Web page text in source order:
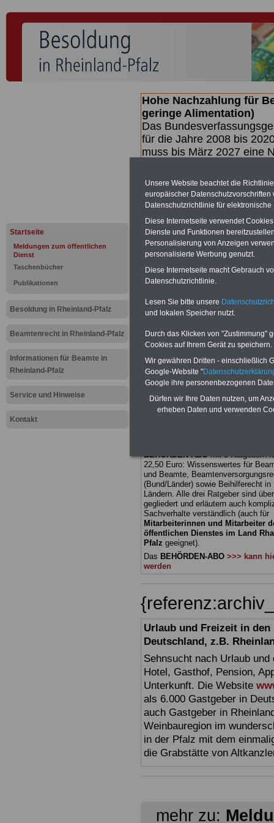
Startseite
Meldungen zum öffentlichen
Dienst
Taschenbücher
Publikationen
Besoldung in Rheinland-Pfalz
Beamtenrecht in Rheinland-Pfalz
Informationen für Beamte in
Rheinland-Pfalz
Service und Hinweise
Kontakt
Hohe Nachzahlung für
geringe Alimentation)
Das
für die Jahre 2008 bis
muss bis März 2027 eine
(Beamte &
geben (Medienberichten
mind.3.000 und 13.000
hierzu eine Broschüre
des Gesetzentwurfs der
(wahrscheinlich im
Broschüre.
Meldung
Rheinland-
BEHÖRDEN-ABOmit 3 Ratgebern
22,50 Euro: Wissenswertes für
und Beamte,
(Bund/Länder) sowie Beihilferecht in
Ländern. Alle drei Ratgeber sind
gegliedert und erläutern auch
Sachverhalte verständlich (auch für
Mitarbeiterinnen und Mitarbeiter
öffentlichen Dienstes im Land
Pfalz geeignet).
Das BEHÖRDEN-ABO >>> kann
werden
Urlaub und Freizeit in
Deutschland, z.B.
Sehnsucht nach Urlaub
Hotel, Gasthof, Pension,
Unterkunft. Die Website
als 6.000 Gastgeber in
auch Gastgeber in
Weinbauregion im
in der Pfalz mit dem
die Grabstätte von
mehr zu:
Unsere Website beachtet die
europäischer
Datenschutzrichtlinie für
Diese Internetseite verwendet
Dienste und Funktionen
Personalisierung von Anzeigen
personalisierte Werbung genutzt.
Diese Internetseite macht Gebrauch
Datenschutzrichtlinie.
Lesen Sie bitte unsere
und lokalen Speicher nutzt.
Durch das Klicken von "Zustimmung"
Cookies auf Ihrem Gerät zu speichern.
Wir gewähren Dritten - einschließlich
Google-Website "
Google ihre personenbezogenen
Dürfen wir Ihre Daten nutzen, um
erheben Daten und verwenden